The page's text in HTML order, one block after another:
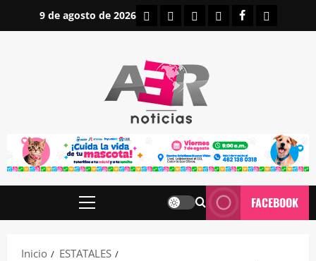
9 de agosto de 2026 INICIOIRAPUATO
ESTATALES
NACIONALES
FACEBOOK
Menú
FACEBOOK
Inicio
ESTATALES